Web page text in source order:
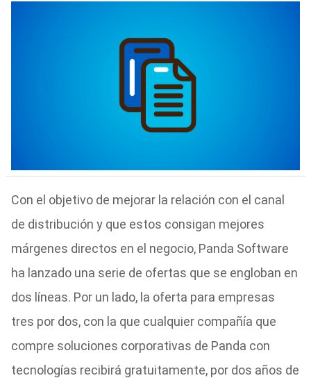
Con el objetivo de mejorar la relación con el canal
de distribución y que estos consigan mejores
márgenes directos en el negocio, Panda Software
ha lanzado una serie de ofertas que se engloban en
dos líneas. Por un lado, la oferta para empresas
tres por dos, con la que cualquier compañía que
compre soluciones corporativas de Panda con
tecnologías recibirá gratuitamente, por dos años de